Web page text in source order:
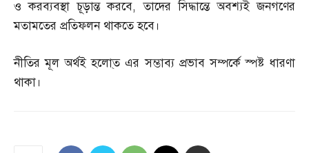
ও করব্যবস্থা চূড়ান্ত করবে,তাদের সিদ্ধান্তে অবশ্যই জনগণের
মতামতের প্রতিফলন থাকতে হবে।
নীতির মূল অর্থই হলো্ত এর সম্ভাব্য প্রভাব সম্পর্কে স্পষ্ট ধারণা
থাকা।